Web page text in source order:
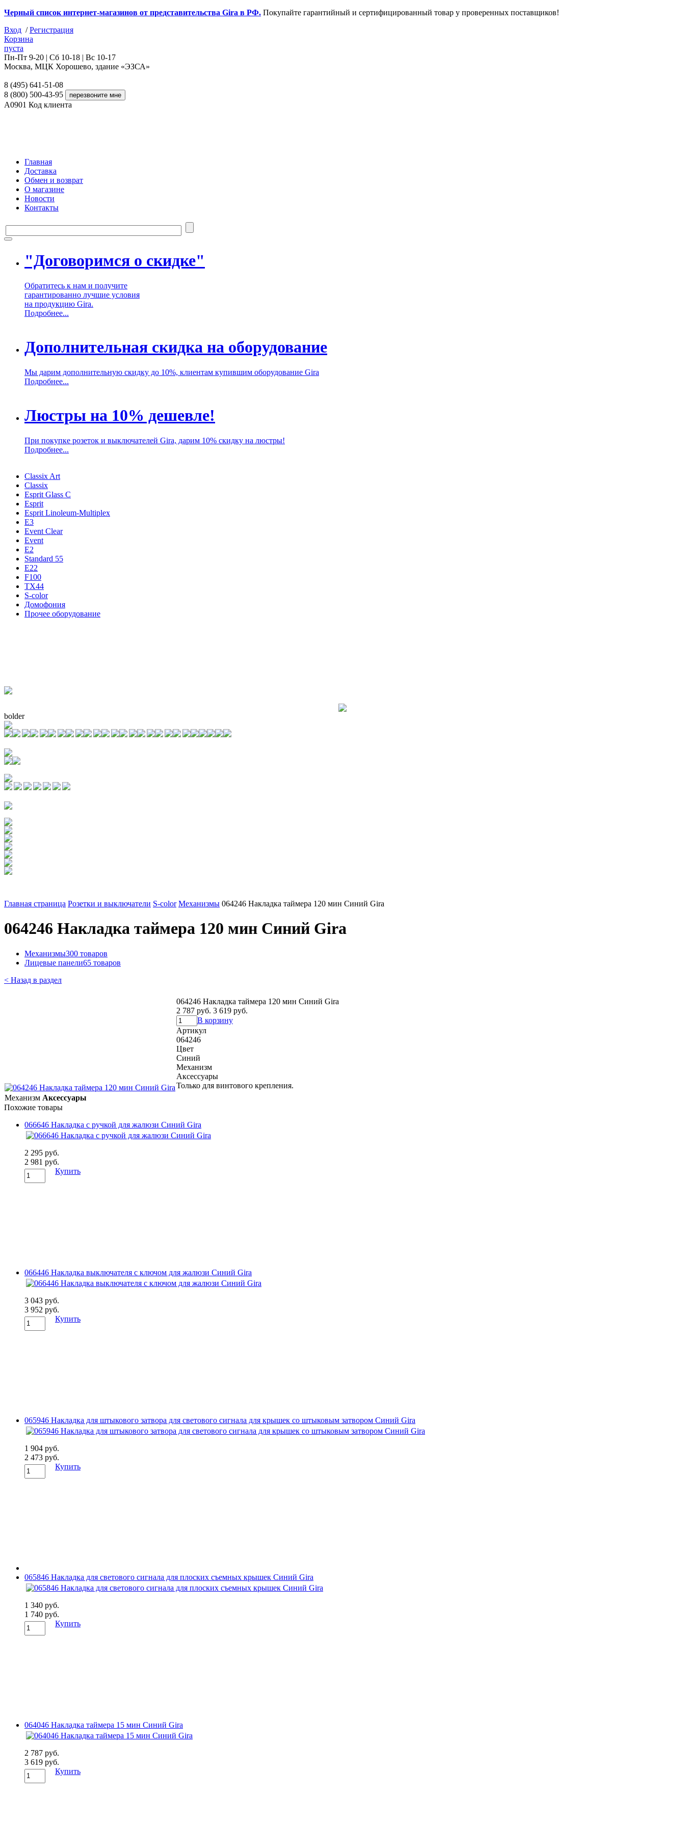
Черный список интернет-магазинов от представительства Gira в РФ. Покупайте гарантийный и сертифицированный товар у проверенных поставщиков!
Вход /Регистрация
Корзина
пуста
Пн-Пт 9-20 | Сб 10-18 | Вс 10-17
Москва, МЦК Хорошево, здание «ЭЗСА»
8 (495) 641-51-08
8 (800) 500-43-95
A0901 Код клиента
Главная
Доставка
Обмен и возврат
О магазине
Новости
Контакты
"Договоримся о скидке"
Обратитесь к нам и получите
гарантированно лучшие условия
на продукцию Gira.
Подробнее...
Дополнительная скидка на оборудование
Мы дарим дополнительную скидку до 10%, клиентам купившим оборудование Gira
Подробнее...
Люстры на 10% дешевле!
При покупке розеток и выключателей Gira, дарим 10% скидку на люстры!
Подробнее...
Classix Art
Classix
Esprit Glass C
Esprit
Esprit Linoleum-Multiplex
E3
Event Clear
Event
E2
Standard 55
E22
F100
TX44
S-color
Домофония
Прочее оборудование
bolder
Главная страница Розетки и выключатели S-color Механизмы 064246 Накладка таймера 120 мин Синий Gira
064246 Накладка таймера 120 мин Синий Gira
Механизмы300 товаров
Лицевые панели65 товаров
< Назад в раздел
064246 Накладка таймера 120 мин Синий Gira
2 787 руб. 3 619 руб.
В корзину
Артикул
064246
Цвет
Синий
Механизм
Аксессуары
Только для винтового крепления.
Механизм Аксессуары
Похожие товары
066646 Накладка с ручкой для жалюзи Синий Gira
2 295 руб.
2 981 руб.
Купить
066446 Накладка выключателя с ключом для жалюзи Синий Gira
3 043 руб.
3 952 руб.
Купить
065946 Накладка для штыкового затвора для светового сигнала для крышек со штыковым затвором Синий Gira
1 904 руб.
2 473 руб.
Купить
065846 Накладка для светового сигнала для плоских съемных крышек Синий Gira
1 340 руб.
1 740 руб.
Купить
064046 Накладка таймера 15 мин Синий Gira
2 787 руб.
3 619 руб.
Купить